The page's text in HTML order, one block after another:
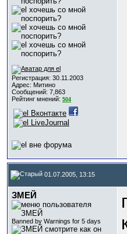
Регистрация: 30.11.2003
Адрес: Митино
Сообщений: 7,863
Рейтинг мнений: 504
01.07.2005, 13:15
ЗМЕЙ
Banned by Warnings for 5 days